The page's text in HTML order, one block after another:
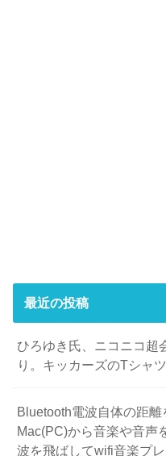
最近の投稿
ひろゆき氏、ニコニコ
り。キッカーズのTシャ
Bluetooth電波自体の距離
Mac(PC)から音楽や音声
波を飛ばしてwifi音楽プ